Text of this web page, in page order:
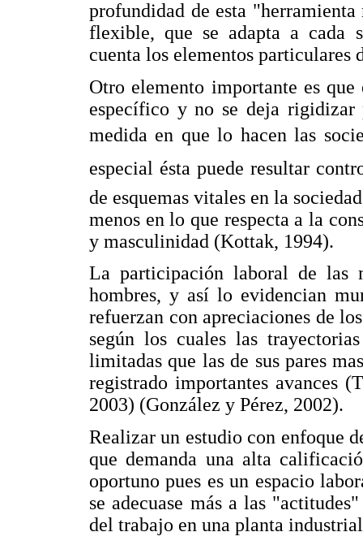
profundidad de esta
flexible, que se adapta a cada
cuenta los elementos particulares
Otro elemento importante es
específico y no se deja
medida en que lo hacen las
especial ésta puede resultar
de esquemas vitales en la
menos en lo que respecta a la
y masculinidad (Kottak, 1994).
La participación laboral de las
hombres, y así lo evidencian
refuerzan con apreciaciones de
según los cuales las
limitadas que las de sus pares
registrado importantes avances
2003) (González y Pérez, 2002).
Realizar un estudio con enfoque
que demanda una alta
oportuno pues es un espacio
se adecuase más a las
del trabajo en una planta